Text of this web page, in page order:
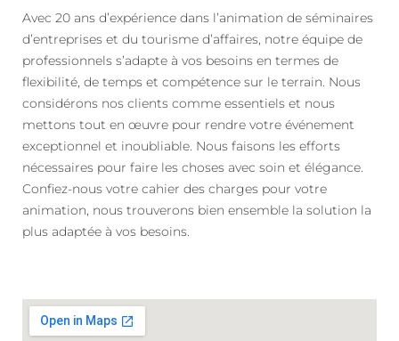
Avec 20 ans d’expérience dans l’animation de séminaires
d’entreprises et du tourisme d’affaires, notre équipe de
professionnels s’adapte à vos besoins en termes de
flexibilité, de temps et compétence sur le terrain. Nous
considérons nos clients comme essentiels et nous
mettons tout en œuvre pour rendre votre événement
exceptionnel et inoubliable. Nous faisons les efforts
nécessaires pour faire les choses avec soin et élégance.
Confiez-nous votre cahier des charges pour votre
animation, nous trouverons bien ensemble la solution la
plus adaptée à vos besoins.